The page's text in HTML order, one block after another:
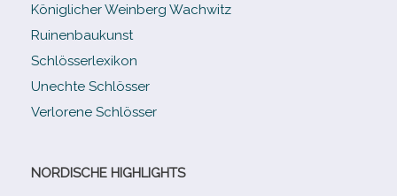
Königlicher Weinberg Wachwitz
Ruinenbaukunst
Schlösserlexikon
Unechte Schlösser
Verlorene Schlösser
NORDISCHE HIGHLIGHTS